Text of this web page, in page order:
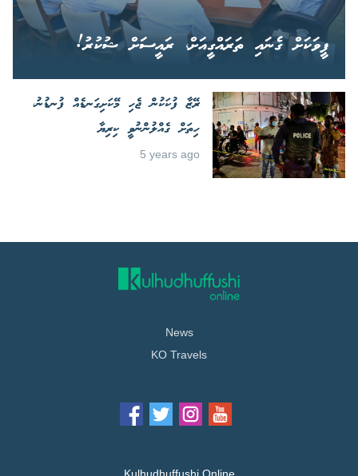
ފީވަކަށް ގެނައި ތަރައްގީއަށް، ރައީސަށް ޝުކުރު!
ރޭޒާ ފުކަކުން ޖެހި މޭކަށިގަނޑެއް ފުނޑުނު،
ހިތަށް ގެއްލުންނުވީ ކިރިޔާ
5 years ago
News
KO Travels